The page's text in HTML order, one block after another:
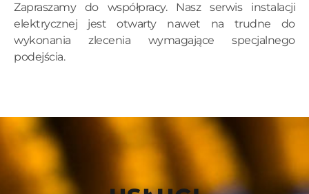
Zapraszamy do współpracy. Nasz serwis instalacji
elektrycznej jest otwarty nawet na trudne do
wykonania zlecenia wymagające specjalnego
podejścia.